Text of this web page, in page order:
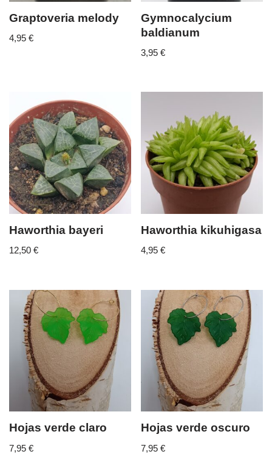
Graptoveria melody
4,95 €
Gymnocalycium
baldianum
3,95€
Haworthia bayeri
12,50 €
Haworthia kikuhigasa
4,95€
Hojas verde claro
7,95 €
Hojas verde oscuro
7,95€